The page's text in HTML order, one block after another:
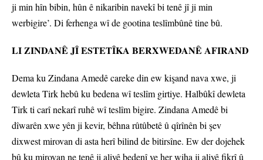
ji min hîn bibin, hûn ê nikaribin navekî bi tenê jî ji min
werbigire’. Di ferhenga wî de gootina teslîmbûnê tine bû.
LI ZINDANÊ JÎ ESTETÎKA BERXWEDANÊ AFIRAND
Dema ku Zindana Amedê careke din ew kişand nava xwe, ji
dewleta Tirk hebû ku bedena wî teslîm girtiye. Halbûkî dewleta
Tirk ti carî nekarî ruhê wî teslîm bigire. Zindana Amedê bi
dîwarên xwe yên ji kevir, bêhna rûtûbetê û qîrînên bi şev
dixwest mirovan di asta herî bilind de bitirsîne. Ew der dojehek
bû ku mirovan ne tenê ji aliyê bedenî ve her wiha ji aliyê fikrî û